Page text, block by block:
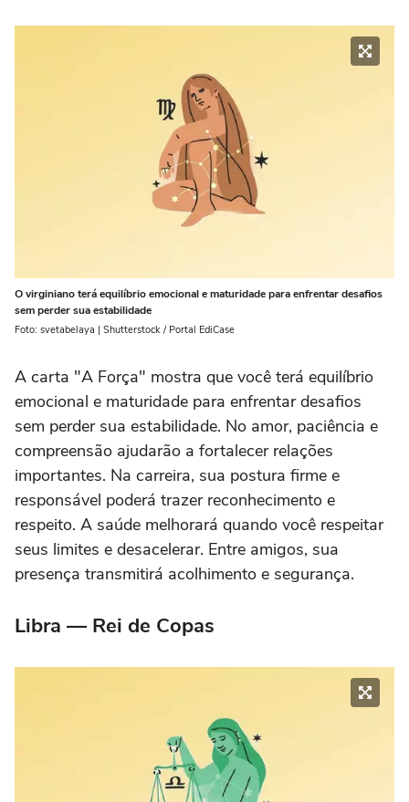
O virginiano terá equilíbrio emocional e maturidade para enfrentar desafios
sem perder sua estabilidade
Foto: svetabelaya | Shutterstock / Portal EdiCase
A carta "A Força" mostra que você terá equilíbrio
emocional e maturidade para enfrentar desafios
sem perder sua estabilidade. No amor, paciência e
compreensão ajudarão a fortalecer relações
importantes. Na carreira, sua postura firme e
responsável poderá trazer reconhecimento e
respeito. A saúde melhorará quando você respeitar
seus limites e desacelerar. Entre amigos, sua
presença transmitirá acolhimento e segurança.
Libra — Rei de Copas